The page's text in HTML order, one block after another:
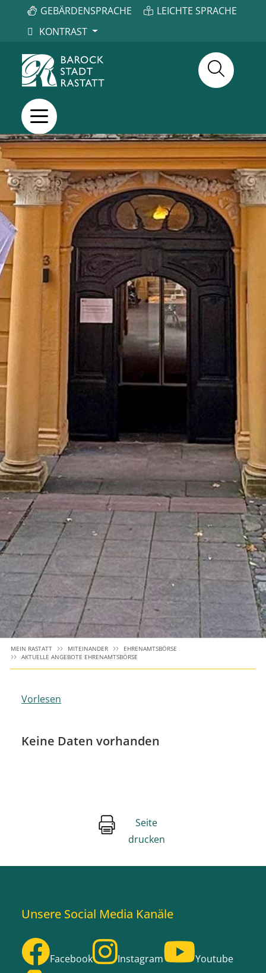
GEBÄRDENSPRACHE
LEICHTE SPRACHE
KONTRAST
MEIN RASTATT MITEINANDER
EHRENAMTSBÖRSE
AKTUELLE ANGEBOTE EHRENAMTSBÖRSE
Vorlesen
Keine Daten vorhanden
Seite
drucken
Unsere Social Media Kanäle
Facebook Instagram Youtube